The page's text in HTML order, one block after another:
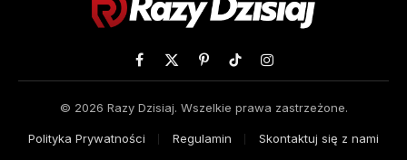
Facebook
X
PinterestTikTokInstagram
© 2026 Razy Dzisiaj. Wszelkie prawa zastrzeżone.
Polityka Prywatności Regulamin Skontaktuj się z nami